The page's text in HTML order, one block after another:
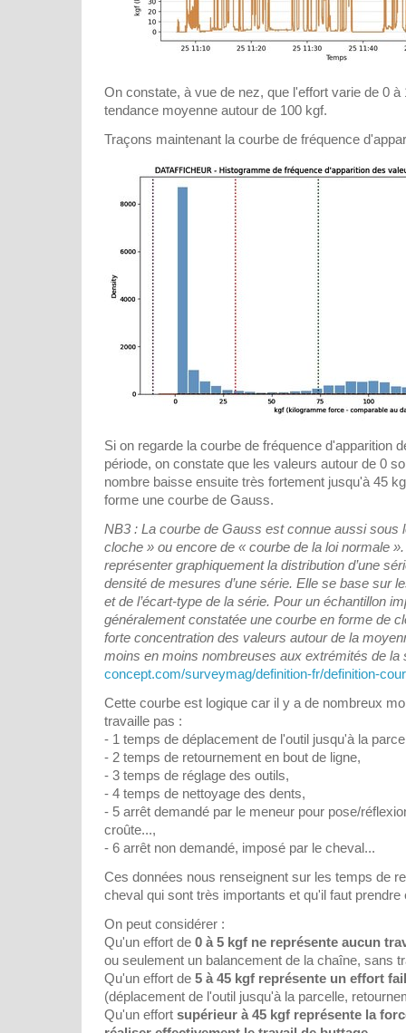
On constate, à vue de nez, que l'effort varie de 0 à
tendance moyenne autour de 100 kgf.
Traçons maintenant la courbe de fréquence
Si on regarde la courbe de fréquence d'apparition
période, on constate que les valeurs autour de 0
nombre baisse ensuite très fortement jusqu'à 45
forme une courbe de Gauss.
NB3 : La courbe de Gauss est connue aussi sous
cloche » ou encore de « courbe de la loi normale
représenter graphiquement la distribution d’une
densité de mesures d’une série. Elle se base sur
et de l’écart-type de la série. Pour un échantillon
généralement constatée une courbe en forme de
forte concentration des valeurs autour de la
moins en moins nombreuses aux extrémités de la
concept.com/surveymag/definition-fr/definition-
Cette courbe est logique car il y a de nombreux
travaille pas :
- 1 temps de déplacement de l'outil jusqu'à la
- 2 temps de retournement en bout de ligne,
- 3 temps de réglage des outils,
- 4 temps de nettoyage des dents,
- 5 arrêt demandé par le meneur pour pose/
croûte...,
- 6 arrêt non demandé, imposé par le cheval...
Ces données nous renseignent sur les temps de
cheval qui sont très importants et qu'il faut prendre
On peut considérer :
Qu'un effort de 0 à 5 kgf ne représente aucun
ou seulement un balancement de la chaîne, sans
Qu'un effort de 5 à 45 kgf représente un effort
(déplacement de l'outil jusqu'à la parcelle,
Qu'un effort supérieur à 45 kgf représente la